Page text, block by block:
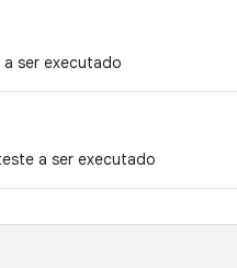
ser executado
a ser executado